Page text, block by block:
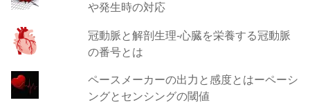
や発生時の対応
冠動脈と解剖生理-心臓を栄養する冠動脈
の番号とは
ペースメーカーの出力と感度とはーペーシ
ングとセンシングの閾値